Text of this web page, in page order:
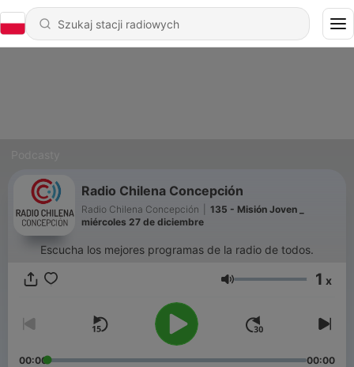
Radio Chilena Concepción
Radio Chilena Concepción
135 - Misión Joven _
miércoles 27 de diciembre
Escucha los mejores programas de la radio de todos.
Głośność 1 x
00:00 00:00